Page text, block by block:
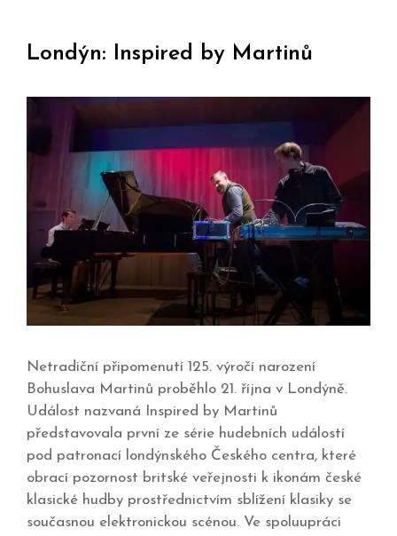
Londýn: Inspired by Martinů
Netradiční připomenutí 125. výročí narození
Bohuslava Martinů proběhlo 21. října v Londýně.
Událost nazvaná Inspired by Martinů
představovala první ze série hudebních událostí
pod patronací londýnského Českého centra, které
obrací pozornost britské veřejnosti k ikonám české
klasické hudby prostřednictvím sblížení klasiky se
současnou elektronickou scénou. Ve spoluupráci